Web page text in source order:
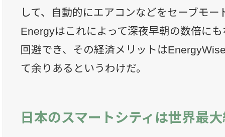
して、自動的にエアコンなどをセーブモ
Energyはこれによって深夜早朝の数倍に
回避でき、その経済メリットは
て余りあるというわけだ。
日本のスマートシティは世界最